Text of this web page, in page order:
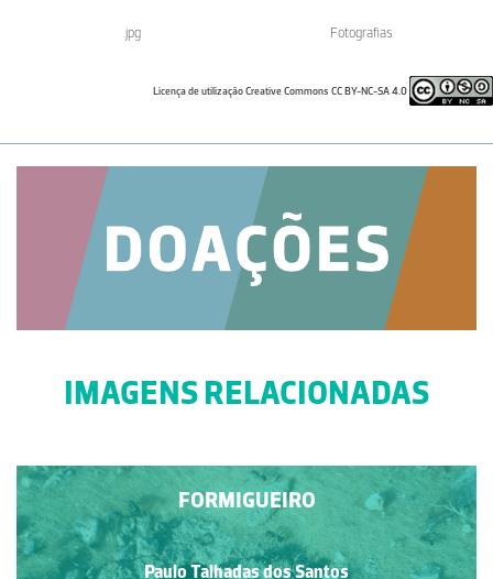
.jpg Fotografias
Licença de utilização Creative Commons CC BY-NC-SA 4.0
IMAGENS RELACIONADAS
FORMIGUEIRO
Paulo Talhadas dos Santos